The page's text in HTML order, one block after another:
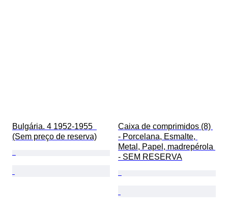
Bulgária. 4 1952-1955
(Sem preço de reserva)
Caixa de comprimidos (8)
- Porcelana, Esmalte,
Metal, Papel, madrepérola
- SEM RESERVA